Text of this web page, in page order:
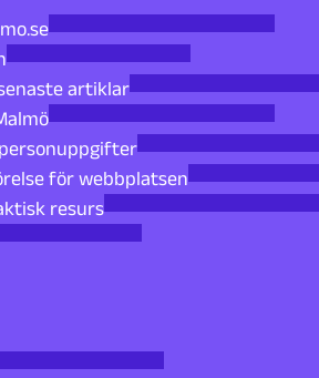
artiklar
för webbplatsen
resurs